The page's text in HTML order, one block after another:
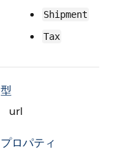
Shipment
Tax
型
url
プロパティ